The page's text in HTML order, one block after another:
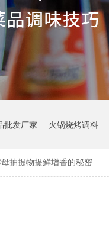
批发厂家 火锅烧烤调料
抽提物提鲜增香的秘密